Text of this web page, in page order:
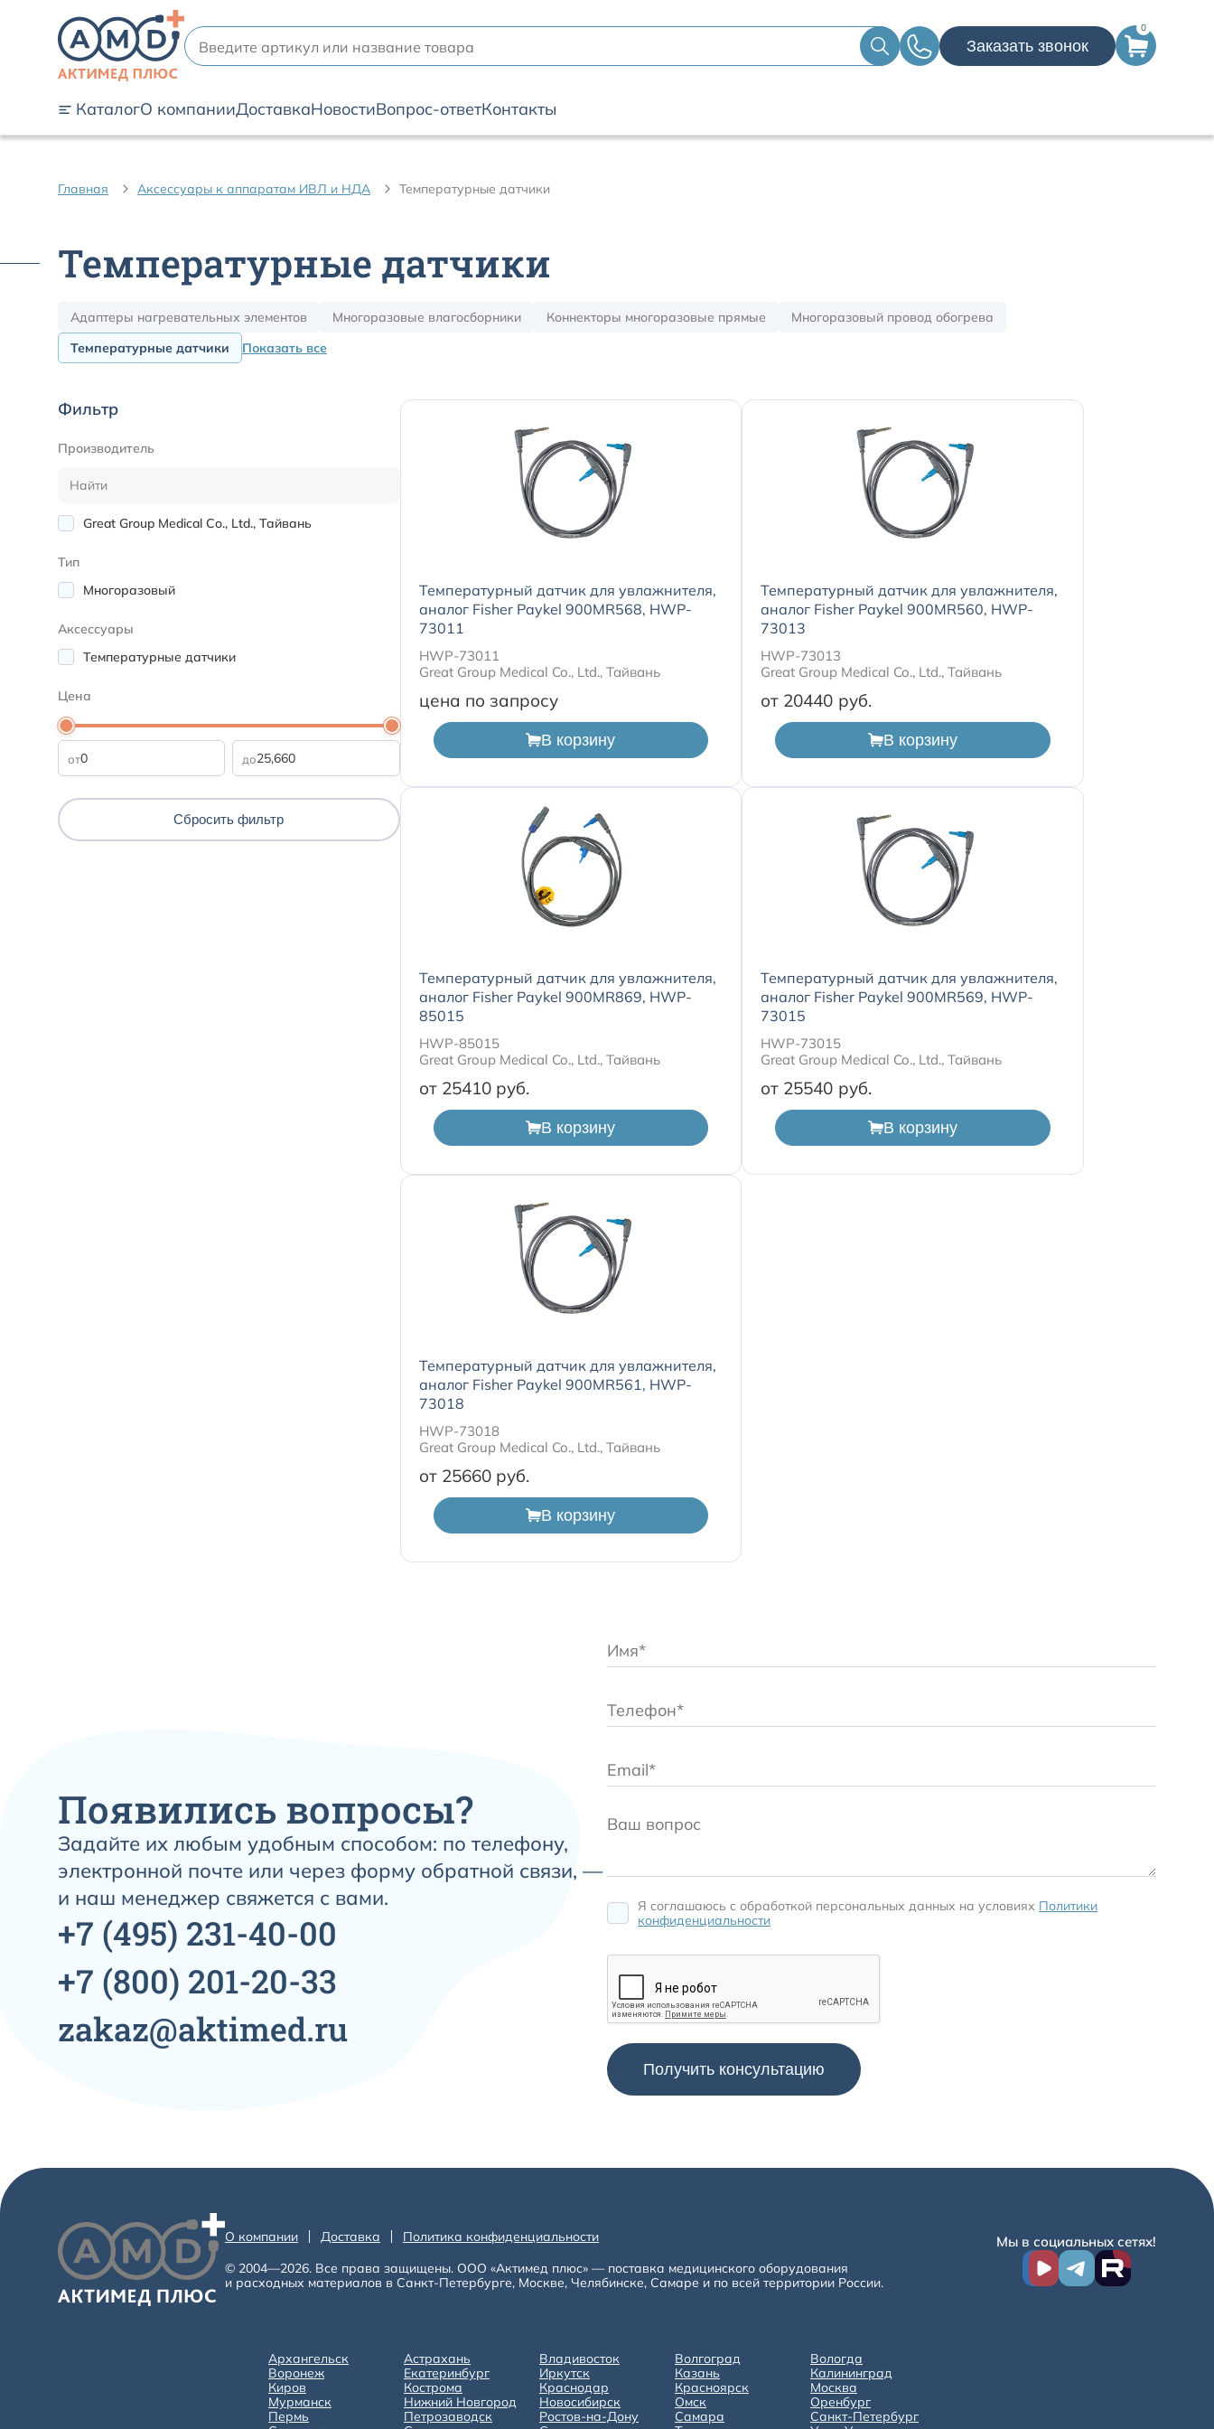
КаталогО компанииДоставкаНовостиВопрос-ответКонтакты
Заказать звонок
0
Главная Аксессуары к аппаратам ИВЛ и НДА Температурные датчики
Температурные датчики
Адаптеры нагревательных элементов Многоразовые влагосборники Коннекторы многоразовые прямые
Многоразовый провод обогрева
Температурные датчики
Показать все
Фильтр
Производитель
Great Group Medical Co., Ltd., Тайвань
Тип
Многоразовый
Аксессуары
Температурные датчики
Цена
от до
Сбросить фильтр
Температурный датчик для увлажнителя,
аналог Fisher Paykel 900MR568, HWP-
73011
HWP-73011
Great Group Medical Co., Ltd., Тайвань
цена по запросу
В корзину
Температурный датчик для увлажнителя,
аналог Fisher Paykel 900MR560, HWP-
73013
HWP-73013
Great Group Medical Co., Ltd., Тайвань
от 20440
В корзину
Температурный датчик для увлажнителя,
аналог Fisher Paykel 900MR869, HWP-
85015
HWP-85015
Great Group Medical Co., Ltd., Тайвань
от 25410
В корзину
Температурный датчик для увлажнителя,
аналог Fisher Paykel 900MR569, HWP-
73015
HWP-73015
Great Group Medical Co., Ltd., Тайвань
от 25540
В корзину
Температурный датчик для увлажнителя,
аналог Fisher Paykel 900MR561, HWP-
73018
HWP-73018
Great Group Medical Co., Ltd., Тайвань
от 25660
В корзину
Появились вопросы?
Задайте их любым удобным способом: по телефону,
электронной почте или через форму обратной связи, —
и наш менеджер свяжется с вами.
+7 (495) 231-40-00
+7 (800) 201-20-33
zakaz@aktimed.ru
Я соглашаюсь c обработкой персональных данных на условиях Политики
конфиденциальности
О компании Доставка
Политика конфиденциальности
© 2004—2026. Все права защищены. ООО «Актимед плюс» — поставка медицинского оборудования
и расходных материалов в Санкт-Петербурге, Москве, Челябинске, Самаре и по всей территории России.
Мы в социальных сетях!
Архангельск Астрахань Владивосток Волгоград
Вологда
Воронеж
Екатеринбург Иркутск Казань
Калининград
Киров
Кострома Краснодар Красноярск
Москва
Мурманск
Нижний Новгород Новосибирск Омск
Оренбург
Пермь
Петрозаводск Ростов-на-Дону Самара
Санкт-Петербург